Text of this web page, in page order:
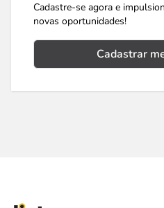
Cadastre-se agora e
novas oportunidades!
Cadastrar